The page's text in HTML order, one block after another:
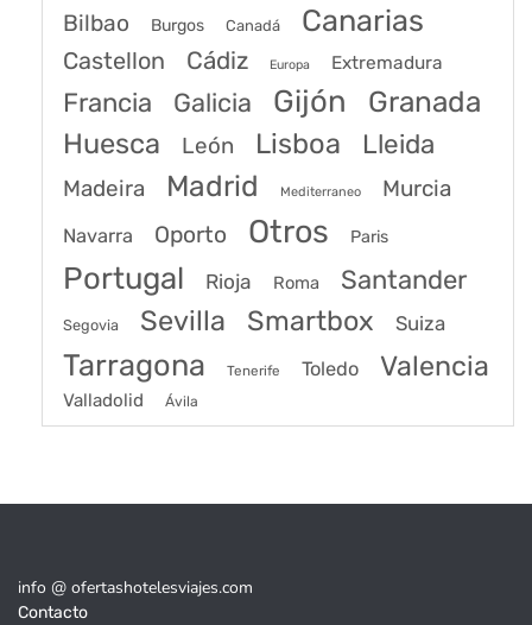
Bilbao Burgos Canadá Canarias
Castellon Cádiz Europa Extremadura
Francia Galicia Gijón Granada
Huesca León Lisboa Lleida
Madeira Madrid Mediterraneo Murcia
Navarra Oporto Otros Paris
Portugal Rioja Roma Santander
Segovia Sevilla Smartbox Suiza
Tarragona Tenerife Toledo Valencia
Valladolid Ávila
info @ ofertashotelesviajes.com
Contacto